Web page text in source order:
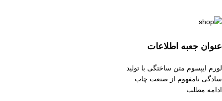
عنوان جعبه اطلاعات
لورم ایپسوم متن ساختگی با تولید
سادگی نامفهوم از صنعت چاپ
ادامه مطلب